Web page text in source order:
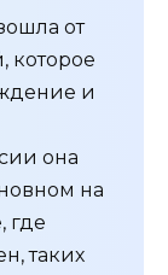
от
которое
и
она
на
где
таких